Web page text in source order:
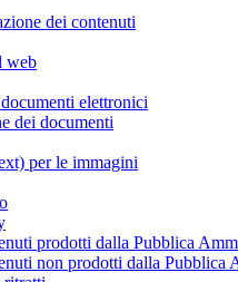
dei contenuti
web
elettronici
dei documenti
per le immagini
prodotti dalla Pubblica
non prodotti dalla Pubblica